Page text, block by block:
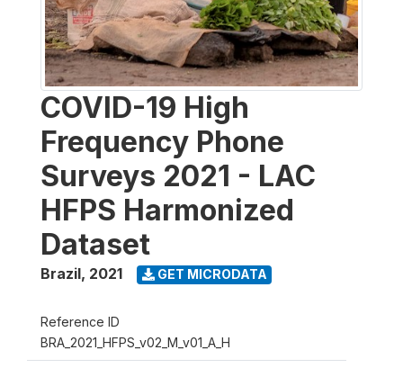
COVID-19 High
Frequency Phone
Surveys 2021 - LAC
HFPS Harmonized
Dataset
Brazil, 2021 GET MICRODATA
Reference ID
BRA_2021_HFPS_v02_M_v01_A_H